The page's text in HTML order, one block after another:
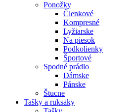
Ponožky
Členkové
Kompresné
Lyžiarske
Na piesok
Podkolienky
Športové
Spodné prádlo
Dámske
Pánske
Štucne
Tašky a ruksaky